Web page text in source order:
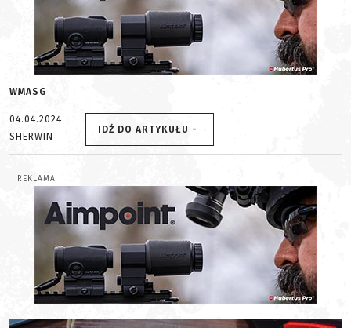
WMASG
04.04.2024
SHERWIN
IDŹ DO ARTYKUŁU -
REKLAMA